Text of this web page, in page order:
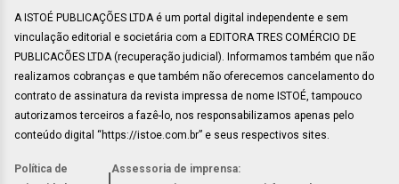
A ISTOÉ PUBLICAÇÕES LTDA é um portal digital independente e sem
vinculação editorial e societária com a EDITORA TRES COMÉRCIO DE
PUBLICACÕES LTDA (recuperação judicial). Informamos também que não
realizamos cobranças e que também não oferecemos cancelamento do
contrato de assinatura da revista impressa de nome ISTOÉ, tampouco
autorizamos terceiros a fazê-lo, nos responsabilizamos apenas pelo
conteúdo digital “https://istoe.com.br” e seus respectivos sites.
Política de
Assessoria de imprensa: